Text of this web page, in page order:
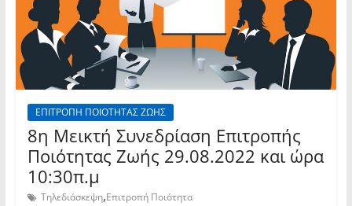
ΕΠΙΤΡΟΠΗ ΠΟΙΟΤΗΤΑΣ ΖΩΗΣ
8η Μεικτή Συνεδρίαση Επιτροπής
Ποιότητας Ζωής 29.08.2022 και ώρα
10:30π.μ
Τηλεδιάσκεψη,Επιτροπή Ποιότητα